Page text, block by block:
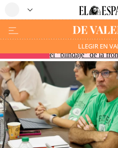
LLEGIR EN
Vivas pide en la
el "blindaje" de la